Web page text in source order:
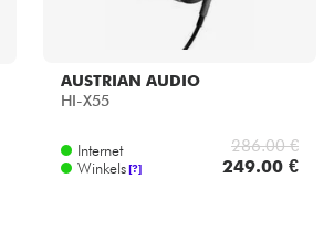
AUSTRIAN AUDIO
HI-X55
Internet
Winkels [?]
286.00 €
249.00 €